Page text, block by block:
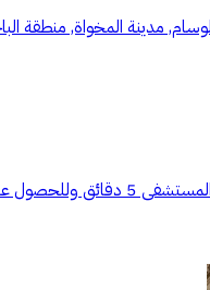
مدينة المخواة, منطقة